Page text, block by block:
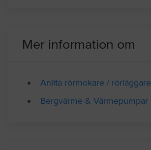
Mer information om
Anlita rörmokare / rörläggare
Bergvärme & Värmepumpar